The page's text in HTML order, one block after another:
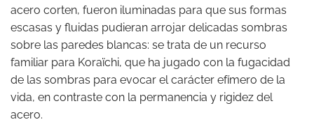
acero corten, fueron iluminadas para que sus formas
escasas y fluidas pudieran arrojar delicadas sombras
sobre las paredes blancas: se trata de un recurso
familiar para Koraïchi, que ha jugado con la fugacidad
de las sombras para evocar el carácter efímero de la
vida, en contraste con la permanencia y rigidez del
acero.